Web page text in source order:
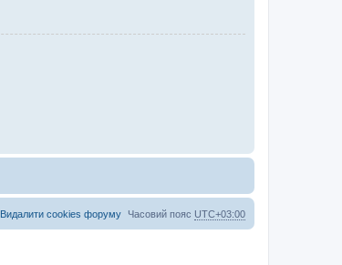
Часовий пояс UTC+03:00
Видалити cookies форуму